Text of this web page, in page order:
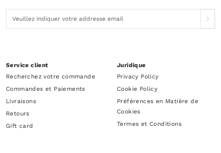
Service client
Recherchez votre commande
Commandes et Paiements
Livraisons
Retours
Gift card
Juridique
Privacy Policy
Cookie Policy
Préférences en Matière de
Cookies
Termes et Conditions